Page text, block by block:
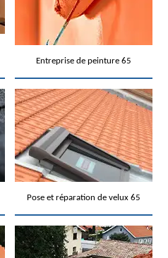
Entreprise de peinture 65
Pose et réparation de velux 65